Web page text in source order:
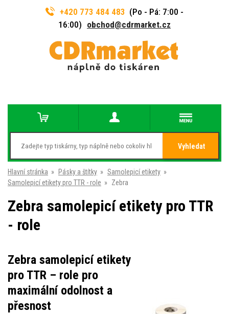
+420 773 484 483 (Po - Pá: 7:00 -
16:00) obchod@cdrmarket.cz
Vyhledat
Hlavní stránka » Pásky a štítky » Samolepicí etikety »
Samolepicí etikety pro TTR - role » Zebra
Zebra samolepicí etikety pro TTR
- role
Zebra samolepicí etikety
pro TTR – role pro
maximální odolnost a
přesnost